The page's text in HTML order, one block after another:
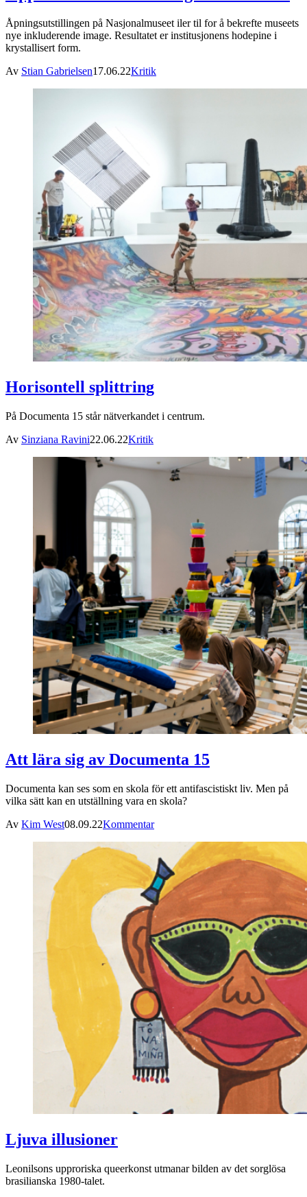
Åpningsutstillingen på Nasjonalmuseet iler til for å bekrefte museets
nye inkluderende image. Resultatet er institusjonens hodepine i
krystallisert form.
Av Stian Gabrielsen17.06.22Kritik
Horisontell splittring
På Documenta 15 står nätverkandet i centrum.
Av Sinziana Ravini22.06.22Kritik
Att lära sig av Documenta 15
Documenta kan ses som en skola för ett antifascistiskt liv. Men på
vilka sätt kan en utställning vara en skola?
Av Kim West08.09.22Kommentar
Ljuva illusioner
Leonilsons upproriska queerkonst utmanar bilden av det sorglösa
brasilianska 1980-talet.